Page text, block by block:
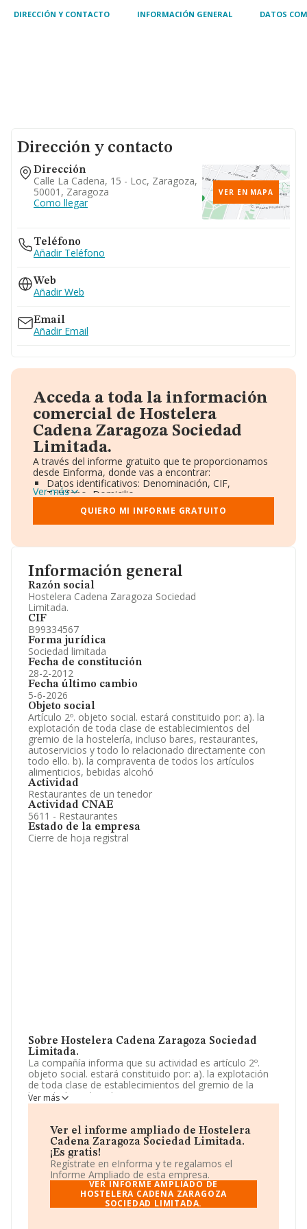
DIRECCIÓN Y CONTACTO INFORMACIÓN GENERAL DATOS
Información general
Razón social
Hostelera Cadena Zaragoza Sociedad
Limitada.
CIF
B99334567
Forma jurídica
Sociedad limitada
Fecha de constitución
28-2-2012
Fecha último cambio
5-6-2026
Objeto social
Artículo 2º. objeto social. estará constituido por: a). la
explotación de toda clase de establecimientos del
gremio de la hostelería, incluso bares, restaurantes,
autoservicios y todo lo relacionado directamente con
todo ello. b). la compraventa de todos los artículos
alimenticios, bebidas alcohó
Actividad
Restaurantes de un tenedor
Actividad CNAE
5611 - Restaurantes
Estado de la empresa
Cierre de hoja registral
Sobre Hostelera Cadena Zaragoza Sociedad
Limitada.
La compañía informa que su actividad es artículo 2º.
objeto social. estará constituido por: a). la explotación
de toda clase de establecimientos del gremio de la
hostelería, incluso bares, restaurantes, autoservicios y
todo lo relacionado directamente con todo ello. b). la
bebidas alcohó. La sociedad está registrada como
Sociedad Limitada. Clasifica su actividad CNAE como
'%cnae%', código 5611. La empresa no tiene actividad
en mercados exteriores.
La empresaHostelera Cadena Zaragoza Sociedad
, con NIF B99334567, está situada en Calle La
Cadena núm. 15 Loc, (50001), Zaragoza, Aragón.
Ver más
Ver el informe ampliado de Hostelera
Cadena Zaragoza Sociedad Limitada.
¡Es gratis!
Regístrate en eInforma y te regalamos el
Informe Ampliado de esta empresa.
VER INFORME AMPLIADO DE
HOSTELERA CADENA ZARAGOZA
SOCIEDAD LIMITADA.
Dirección y contacto
Dirección
Calle La Cadena, 15 - Loc, Zaragoza,
50001, Zaragoza
Como llegar
VER EN MAPA
Teléfono
Añadir Teléfono
Web
Añadir Web
Email
Añadir Email
Acceda a toda la información
comercial de Hostelera
Cadena Zaragoza Sociedad
Limitada.
A través del informe gratuito que te proporcionamos
desde Einforma, donde vas a encontrar:
Datos identificativos: Denominación, CIF,
Teléfono, Domicilio.
Informe Mercantil Completo (BORME).
Gráficos de Evolución Ventas y Empleados.
Consejo de Administración y Administradores.
Accionistas.
Artículos de prensa publicados sobre la empresa.
Información oficial y registral complementaria.
Ver más
QUIERO MI INFORME GRATUITO